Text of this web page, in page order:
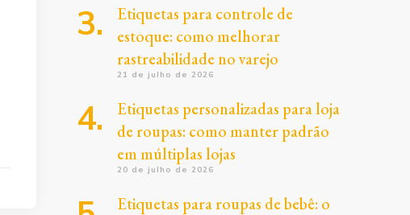
Etiquetas para controle de
estoque: como melhorar
rastreabilidade no varejo
21 de julho de 2026
Etiquetas personalizadas para loja
de roupas: como manter padrão
em múltiplas lojas
20 de julho de 2026
Etiquetas para roupas de bebê: o